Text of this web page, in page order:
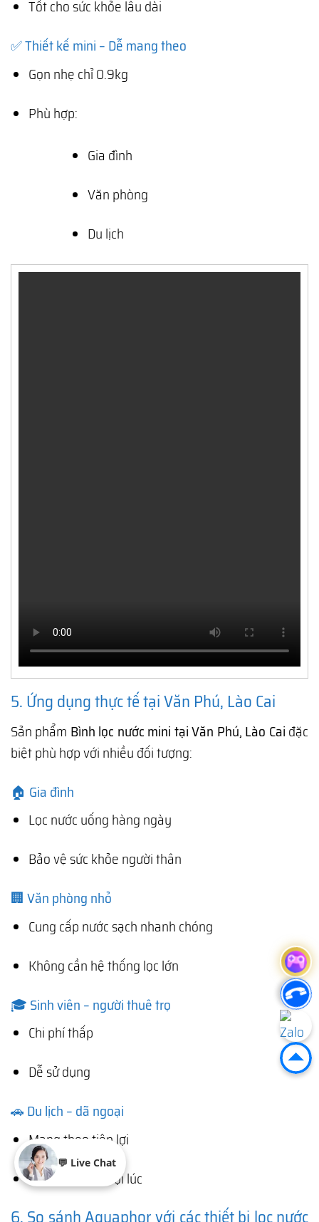
Tốt cho sức khỏe lâu dài
✅ Thiết kế mini – Dễ mang theo
Gọn nhẹ chỉ 0.9kg
Phù hợp:
Gia đình
Văn phòng
Du lịch
5. Ứng dụng thực tế tại Văn Phú, Lào Cai
Sản phẩm Bình lọc nước mini tại Văn Phú, Lào Cai đặc
biệt phù hợp với nhiều đối tượng:
🏠 Gia đình
Lọc nước uống hàng ngày
Bảo vệ sức khỏe người thân
🏢 Văn phòng nhỏ
Cung cấp nước sạch nhanh chóng
Không cần hệ thống lọc lớn
🎓 Sinh viên – người thuê trọ
Chi phí thấp
Dễ sử dụng
🚗 Du lịch – dã ngoại
Mang theo tiện lợi
Có nước sạch mọi lúc
💬 Live Chat